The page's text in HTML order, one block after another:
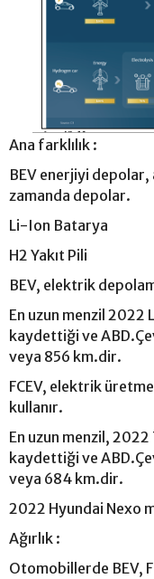
Ana farklılık :
BEV enerjiyi depolar,
zamanda depolar.
Li-Ion Batarya
H2 Yakıt Pili
BEV, elektrik
En uzun menzil 2022
kaydettiği ve
veya 856 km.dir.
FCEV, elektrik
kullanır.
En uzun menzil,
kaydettiği ve
veya 684 km.dir.
2022 Hyundai Nexo
Ağırlık :
Otomobillerde BEV,